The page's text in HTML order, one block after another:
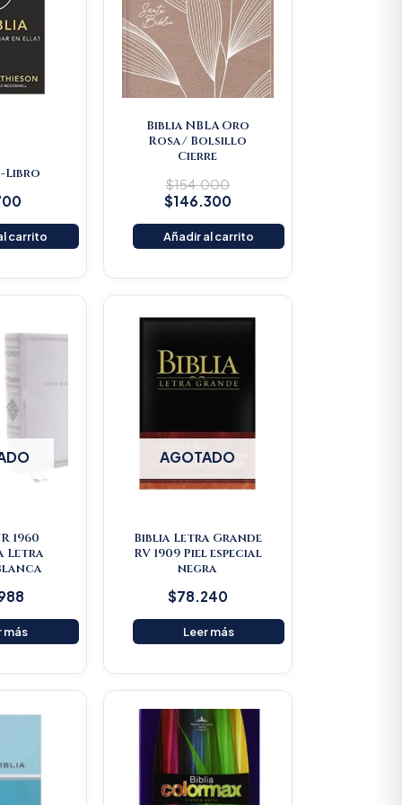
Libro
carrito
Biblia NBLA Oro
Rosa/ Bolsillo
Cierre
$154.000
$146.300
Añadir al carrito
1960
Letra
más
AGOTADO
Biblia Letra Grande
RV 1909 Piel especial
negra
$78.240
Leer más